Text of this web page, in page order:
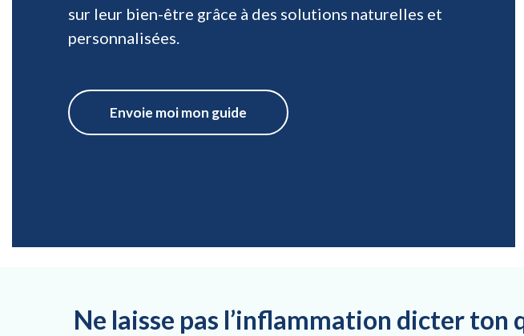
sur leur bien-être grâce à des solutions naturelles et
personnalisées.
Envoie moi mon guide
Ne laisse pas l’inflammation dicter ton